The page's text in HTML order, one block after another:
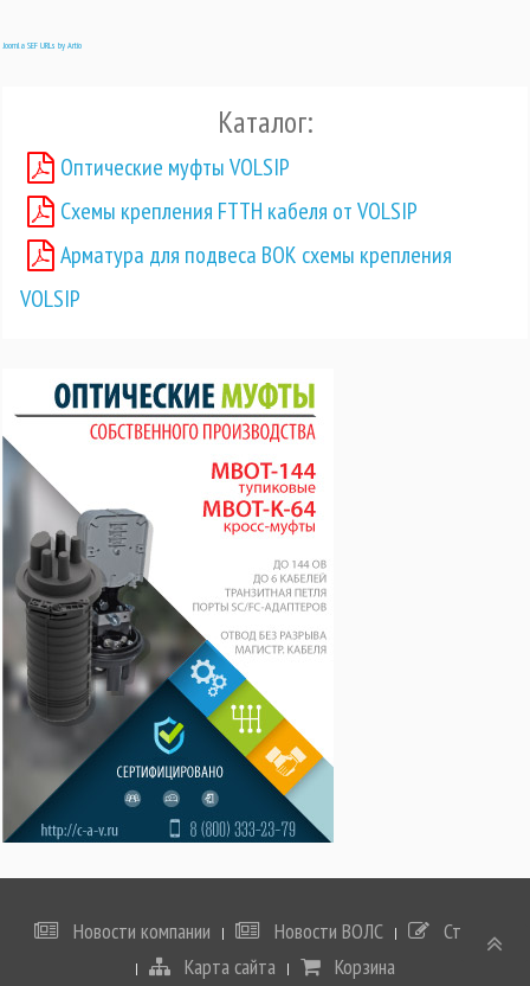
Joomla SEF URLs by Artio
Каталог:
Оптические муфты VOLSIP
Схемы крепления FTTH кабеля от VOLSIP
Арматура для подвеса ВОК схемы крепления
VOLSIP
Новости компании Новости ВОЛС
Статьи
Карта сайта
Корзина